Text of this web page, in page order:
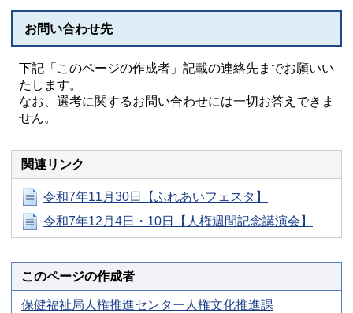
お問い合わせ先
下記「このページの作成者」記載の連絡先までお願いい
たします。
なお、選考に関するお問い合わせには一切お答えできま
せん。
関連リンク
令和7年11月30日【ふれあいフェスタ】
令和7年12月4日・10日【人権週間記念講演会】
このページの作成者
保健福祉局人権推進センター人権文化推進課